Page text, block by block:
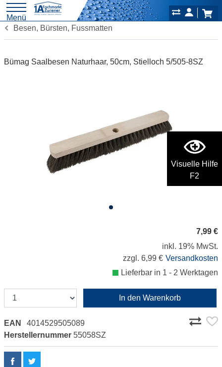
Visuelle Hilfe
F2
Menü
Besen, Bürsten, Fussmatten
Bümag Saalbesen Naturhaar, 50cm, Stielloch 5/505-8SZ
7,99 €
inkl. 19% MwSt.
zzgl. 6,99 € Versandkosten
Lieferbar in 1 - 2 Werktagen
In den Warenkorb
EAN
4014529505089
Herstellernummer 55058SZ